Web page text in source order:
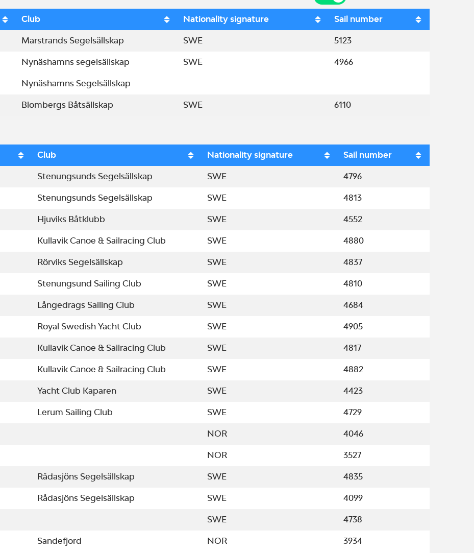
Club Nationality signature Sail number
Marstrands Segelsällskap SWE 5123
Nynäshamns segelsällskap SWE 4966
Nynäshamns Segelsällskap
Blombergs Båtsällskap SWE 6110
Club Nationality signature Sail number
Stenungsunds Segelsällskap SWE 4796
Stenungsunds Segelsällskap SWE 4813
Hjuviks Båtklubb SWE 4552
Kullavik Canoe & Sailracing Club SWE 4880
Rörviks Segelsällskap SWE 4837
Stenungsund Sailing Club SWE 4810
Långedrags Sailing Club SWE 4684
Royal Swedish Yacht Club SWE 4905
Kullavik Canoe & Sailracing Club SWE 4817
Kullavik Canoe & Sailracing Club SWE 4882
Yacht Club Kaparen SWE 4423
Lerum Sailing Club SWE 4729
NOR 4046
NOR 3527
Rådasjöns Segelsällskap SWE 4835
Rådasjöns Segelsällskap SWE 4099
SWE 4738
Sandefjord NOR 3934